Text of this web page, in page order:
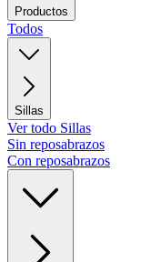
Productos
Todos
Sillas
Ver todo Sillas
Sin reposabrazos
Con reposabrazos